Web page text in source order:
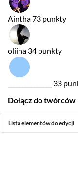
Aintha73 punkty
oliina 34 punkty
33
Dołącz do twórców
Lista elementów do edycji